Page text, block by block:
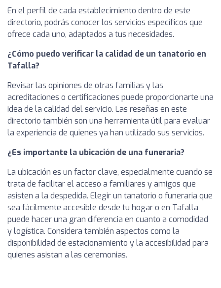
En el perfil de cada establecimiento dentro de este
directorio, podrás conocer los servicios específicos que
ofrece cada uno, adaptados a tus necesidades.
¿Cómo puedo verificar la calidad de un tanatorio en
Tafalla?
Revisar las opiniones de otras familias y las
acreditaciones o certificaciones puede proporcionarte una
idea de la calidad del servicio. Las reseñas en este
directorio también son una herramienta útil para evaluar
la experiencia de quienes ya han utilizado sus servicios.
¿Es importante la ubicación de una funeraria?
La ubicación es un factor clave, especialmente cuando se
trata de facilitar el acceso a familiares y amigos que
asisten a la despedida. Elegir un tanatorio o funeraria que
sea fácilmente accesible desde tu hogar o en Tafalla
puede hacer una gran diferencia en cuanto a comodidad
y logística. Considera también aspectos como la
disponibilidad de estacionamiento y la accesibilidad para
quienes asistan a las ceremonias.